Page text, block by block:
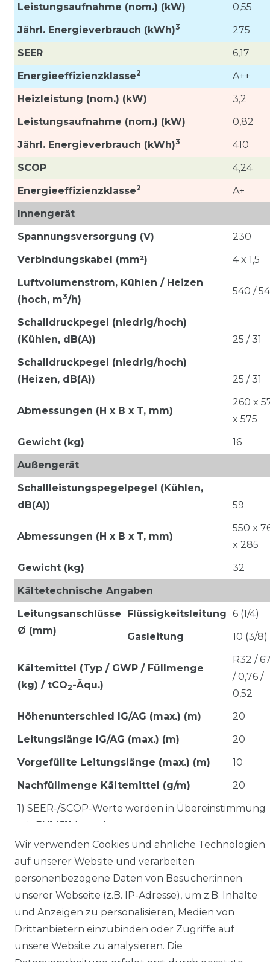
Leistungsaufnahme (nom.) (kW)
0,55
Jährl. Energieverbrauch (kWh)3
275
SEER
6,17
Energieeffizienzklasse2
A++
Heizleistung (nom.) (kW)
3,2
Leistungsaufnahme (nom.) (kW)
0,82
Jährl. Energieverbrauch (kWh)3
410
SCOP
4,24
Energieeffizienzklasse2
A+
Innengerät
Spannungsversorgung (V)
230
Verbindungskabel (mm²)
4 x 1,5
Luftvolumenstrom, Kühlen / Heizen
(hoch, m3/h)
540 /
Schalldruckpegel (niedrig/hoch)
(Kühlen, dB(A))
25 / 31
Schalldruckpegel (niedrig/hoch)
(Heizen, dB(A))
25 / 31
Abmessungen (H x B x T, mm)
260 x
x 575
Gewicht (kg)
16
Außengerät
Schallleistungspegelpegel (Kühlen,
dB(A))
59
Abmessungen (H x B x T, mm)
550 x
x 285
Gewicht (kg)
32
Kältetechnische Angaben
Leitungsanschlüsse
Ø (mm)
Flüssigkeitsleitung 6 (1/4)
Gasleitung
10 (3/8)
Kältemittel (Typ / GWP / Füllmenge
(kg) / tCO2-Äqu.)
R32 /
/ 0,76 /
0,52
Höhenunterschied IG/AG (max.) (m)
20
Leitungslänge IG/AG (max.) (m)
20
Vorgefüllte Leitungslänge (max.) (m)
10
Nachfüllmenge Kältemittel (g/m)
20
1) SEER-/SCOP-Werte werden in Übereinstimmung
mit EN14511 berechnet.
2) Energieeffizienzklassenskala von A+++ bis D.
3) Jährlicher Stromverbrauch: basierend auf
durchschnittlich 500 Betriebsstunden pro Jahr bei
Volllast (= Nennleistung).
Änderungen und Irrtümer vorbehalten.
Wir verwenden Cookies und ähnliche Technologien
auf unserer Website und verarbeiten
personenbezogene Daten von Besucher:innen
unserer Webseite (z.B. IP-Adresse), um z.B. Inhalte
und Anzeigen zu personalisieren, Medien von
Drittanbietern einzubinden oder Zugriffe auf
unsere Website zu analysieren. Die